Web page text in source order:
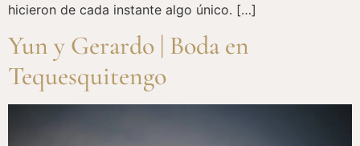
hicieron de cada instante algo único. […]
Yun y Gerardo | Boda en
Tequesquitengo